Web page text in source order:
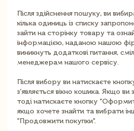
Після здійснення пошуку, ви
кілька одиниць із списку
зайти на сторінку товару та
інформацією, наданою нашою
виникнуть додаткові питання,
менеджерам нашого сервісу.
Після вибору ви натискаєте
з'являється вікно кошика. Якщо ви
тоді натискаєте кнопку
якщо хочете знайти та вибрати
"Продовжити покупки".